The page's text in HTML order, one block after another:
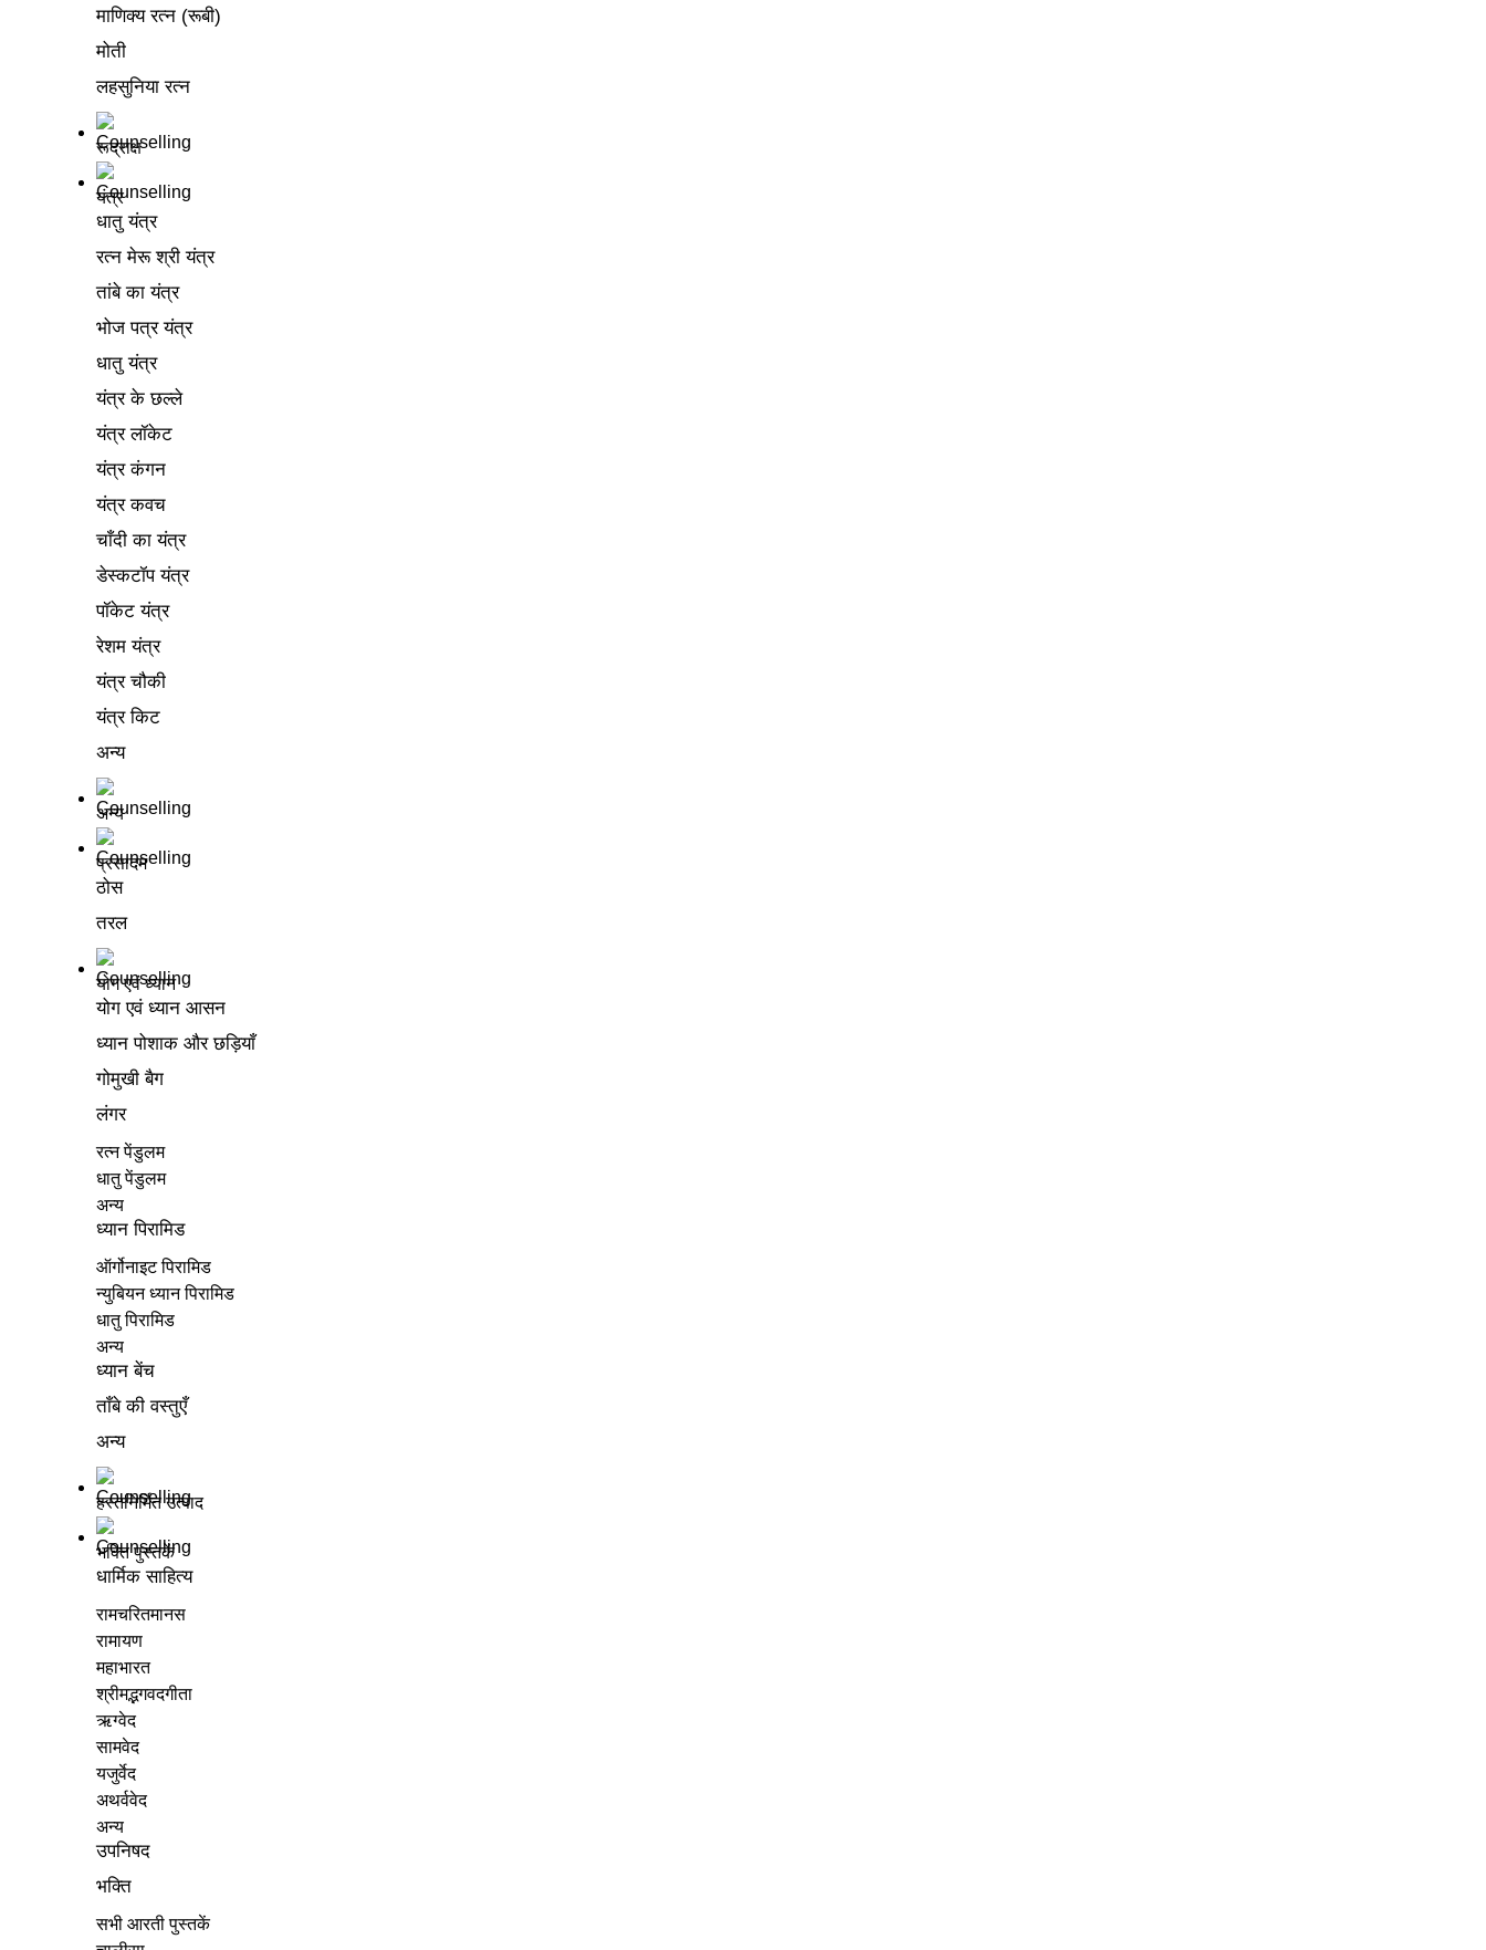
माणिक्य रत्न (रूबी)
मोती
लहसुनिया रत्न
रूद्राक्ष
यंत्र
धातु यंत्र
रत्न मेरू श्री यंत्र
तांबे का यंत्र
भोज पत्र यंत्र
धातु यंत्र
यंत्र के छल्ले
यंत्र लॉकेट
यंत्र कंगन
यंत्र कवच
चाँदी का यंत्र
डेस्कटॉप यंत्र
पॉकेट यंत्र
रेशम यंत्र
यंत्र चौकी
यंत्र किट
अन्य
अन्य
प्रसादम
ठोस
तरल
योग एवं ध्यान
योग एवं ध्यान आसन
ध्यान पोशाक और छड़ियाँ
गोमुखी बैग
लंगर
रत्न पेंडुलम
धातु पेंडुलम
अन्य
ध्यान पिरामिड
ऑर्गोनाइट पिरामिड
न्युबियन ध्यान पिरामिड
धातु पिरामिड
अन्य
ध्यान बेंच
ताँबे की वस्तुएँ
अन्य
हस्तनिर्मित उत्पाद
भक्ति पुस्तकें
धार्मिक साहित्य
रामचरितमानस
रामायण
महाभारत
श्रीमद्भगवदगीता
ऋग्वेद
सामवेद
यजुर्वेद
अथर्ववेद
अन्य
उपनिषद
भक्ति
सभी आरती पुस्तकें